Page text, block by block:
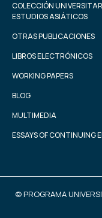
COLECCIÓN
ESTUDIOS ASIÁTICOS
OTRAS PUBLICACIONES
LIBROS ELECTRÓNICOS
WORKING PAPERS
BLOG
MULTIMEDIA
ESSAYS OF CONTINUING
© PROGRAMA